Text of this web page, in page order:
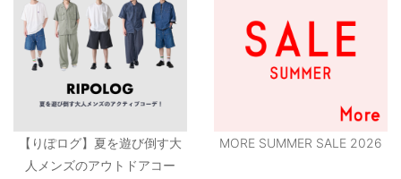
【りぽログ】夏を遊び倒す大
人メンズのアウトドアコー
MORE SUMMER SALE 2026